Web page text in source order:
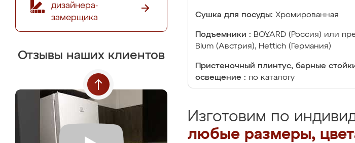
дизайнера-
замерщика
Отзывы наших клиентов
Сушка для посуды: Хромированная
Подъемники : BOYARD (Россия) или
Blum (Австрия), Hettich (Германия)
Пристеночный плинтус, барные
освещение : по каталогу
Изготовим по
любые размеры,